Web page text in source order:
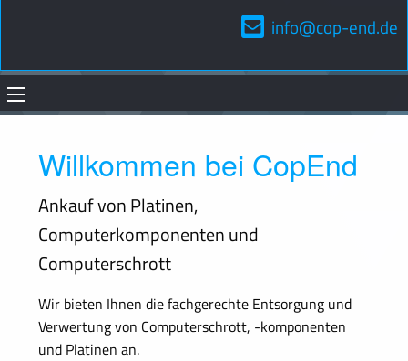
info@cop-end.de
Willkommen bei CopEnd
Ankauf von Platinen,
Computerkomponenten und
Computerschrott
Wir bieten Ihnen die fachgerechte Entsorgung und
Verwertung von Computerschrott, -komponenten
und Platinen an.